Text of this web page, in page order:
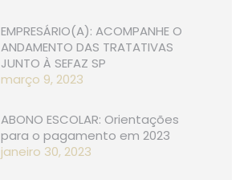
EMPRESÁRIO(A): ACOMPANHE O
ANDAMENTO DAS TRATATIVAS
JUNTO À SEFAZ SP
março 9, 2023
ABONO ESCOLAR: Orientações
para o pagamento em 2023
janeiro 30, 2023